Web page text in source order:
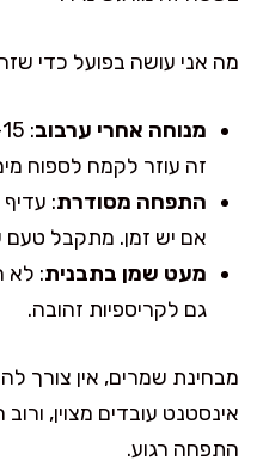
מה אני עושה בפועל כדי
מנוחה אחרי ערבוב
זה עוזר לקמח לספוח
התפחה מסודרת
אם יש זמן. מתקבל טעם
מעט שמן בתבנית: לא
גם לקריספיות זהובה.
מבחינת שמרים, אין צורך
אינסטנט עובדים מצוין,
התפחה רגוע.